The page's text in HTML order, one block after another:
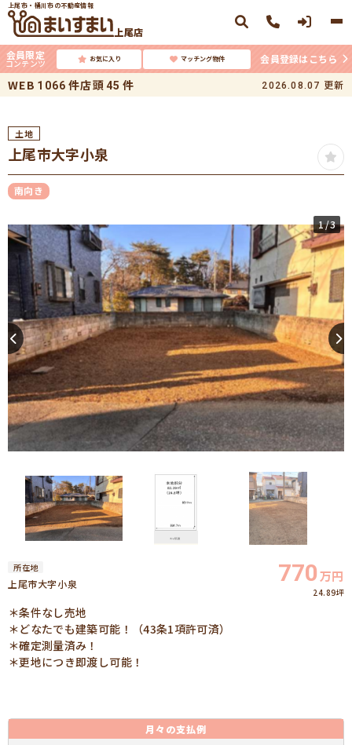
上尾市・桶川市の不動産情報
上尾店
会員限定
コンテンツ お気に入り マッチング物件 会員登録はこちら
WEB 1066 件店頭45 件 2026.08.07 更新
土地
上尾市大字小泉
南向き
1/3
所在地
上尾市大字小泉 770万円
24.89坪
＊条件なし売地
＊どなたでも建築可能！（43条1項許可済）
＊確定測量済み！
＊更地につき即渡し可能！
月々の支払例